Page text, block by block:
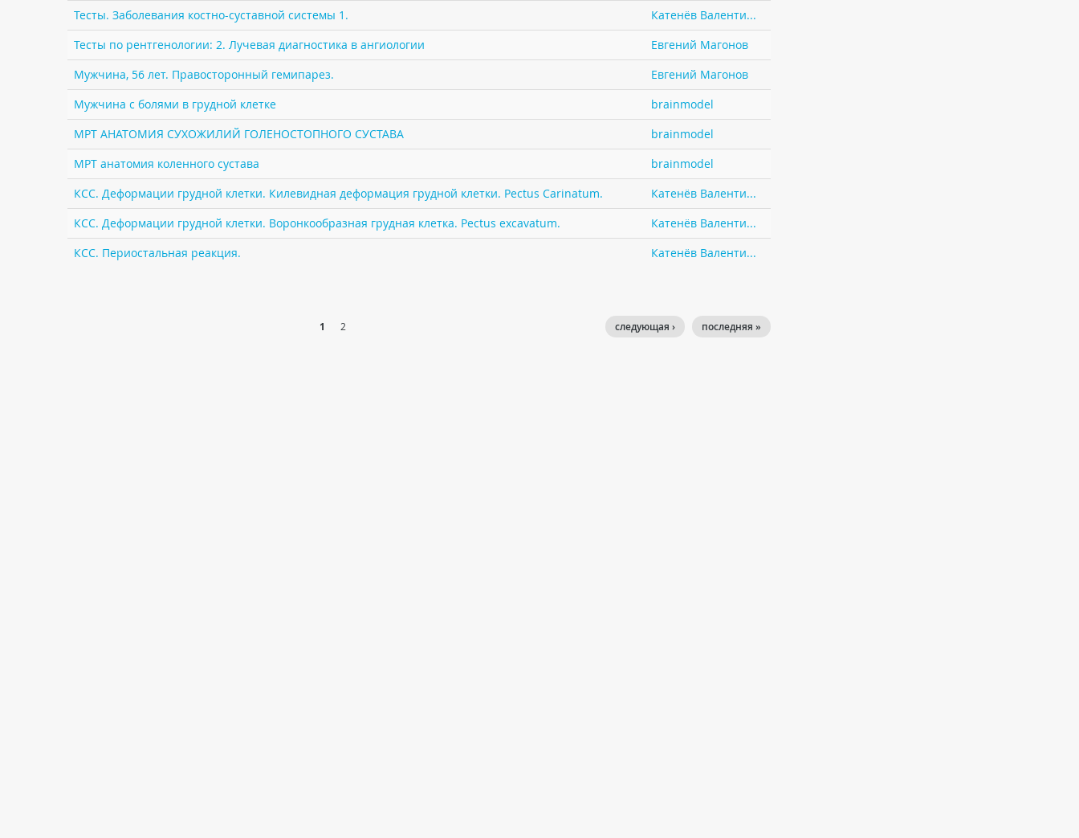
Тесты. Заболевания костно-суставной системы 1.
Катенёв Валенти...
Тесты по рентгенологии: 2. Лучевая диагностика в ангиологии
Евгений Магонов
Мужчина, 56 лет. Правосторонный гемипарез.
Евгений Магонов
Мужчина с болями в грудной клетке
brainmodel
МРТ АНАТОМИЯ СУХОЖИЛИЙ ГОЛЕНОСТОПНОГО СУСТАВА
brainmodel
МРТ анатомия коленного сустава
brainmodel
КСС. Деформации грудной клетки. Килевидная деформация грудной клетки. Pectus Carinatum.
Катенёв Валенти...
КСС. Деформации грудной клетки. Воронкообразная грудная клетка. Pectus excavatum.
Катенёв Валенти...
КСС. Периостальная реакция.
Катенёв Валенти...
1 2 последняя »
следующая ›